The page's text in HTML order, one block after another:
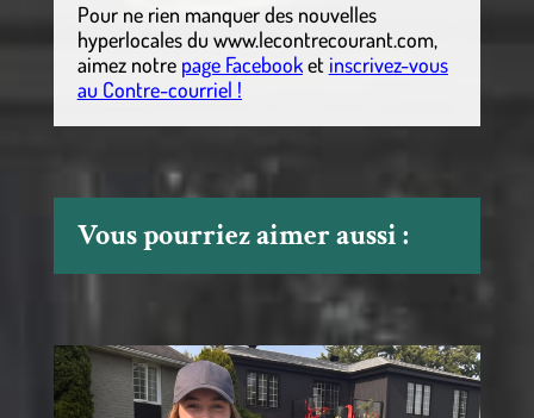
Pour ne rien manquer des nouvelles
hyperlocalesdu www.lecontrecourant.com,
aimez notre page Facebooket inscrivez-vous
au Contre-courriel !
Vous pourriez aimer aussi :